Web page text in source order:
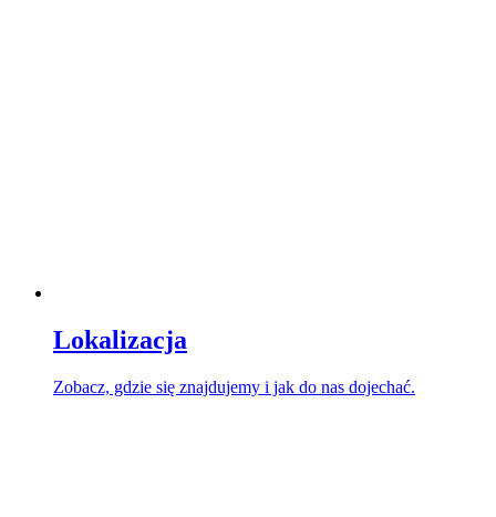
Lokalizacja
Zobacz, gdzie się znajdujemy i jak do nas dojechać.